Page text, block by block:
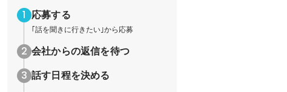
応募する
｢話を聞きに行きたい｣から応募
会社からの返信を待つ
話す日程を決める